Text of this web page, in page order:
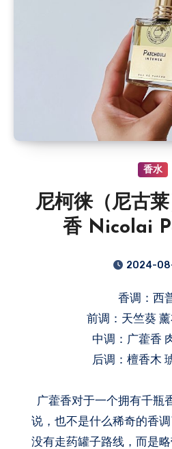
香水
尼柯徕（尼古
香 Nicolai
2024-
香调：西
前调：天竺葵
中调：广藿香
后调：檀香木
广藿香对于一个拥有千瓶
说，也不是什么稀奇的香
没有走药罐子路线，而是